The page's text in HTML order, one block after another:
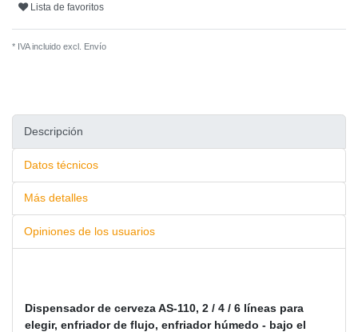
Lista de favoritos
* IVA incluido excl. Envío
Descripción
Datos técnicos
Más detalles
Opiniones de los usuarios
Dispensador de cerveza AS-110, 2 / 4 / 6 líneas para
elegir, enfriador de flujo, enfriador húmedo - bajo el